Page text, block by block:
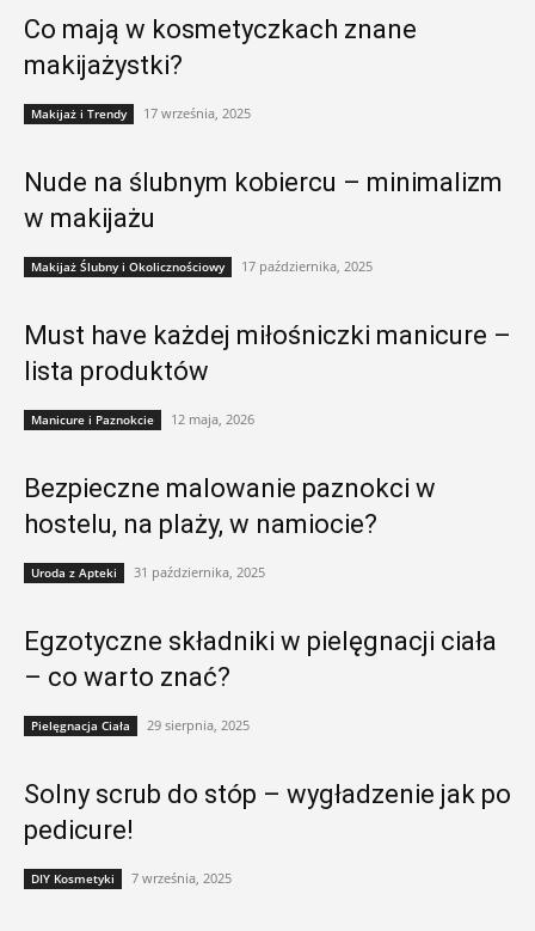
Co mają w kosmetyczkach znane
makijażystki?
Makijaż i Trendy 17 września, 2025
Nude na ślubnym kobiercu – minimalizm
w makijażu
Makijaż Ślubny i Okolicznościowy 17 października, 2025
Must have każdej miłośniczki manicure –
lista produktów
Manicure i Paznokcie 12 maja, 2026
Bezpieczne malowanie paznokci w
hostelu, na plaży, w namiocie?
Uroda z Apteki 31 października, 2025
Egzotyczne składniki w pielęgnacji ciała
– co warto znać?
Pielęgnacja Ciała 29 sierpnia, 2025
Solny scrub do stóp – wygładzenie jak po
pedicure!
DIY Kosmetyki 7 września, 2025